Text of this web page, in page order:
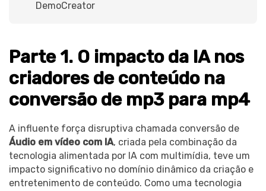
DemoCreator
Parte 1. O impacto da IA nos
criadores de conteúdo na
conversão de mp3 para mp4
A influente força disruptiva chamada conversão de
Áudio em vídeo com IA, criada pela combinação da
tecnologia alimentada por IA com multimídia, teve um
impacto significativo no domínio dinâmico da criação e
entretenimento de conteúdo. Como uma tecnologia